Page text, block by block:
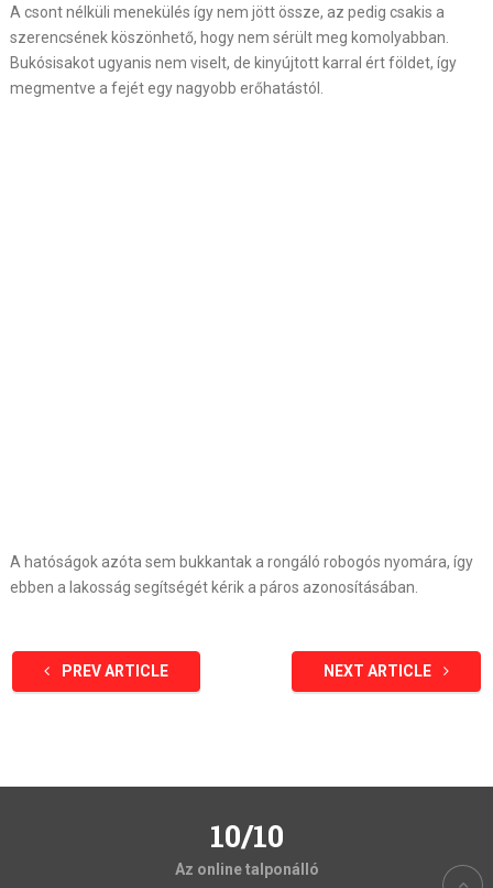
A csont nélküli menekülés így nem jött össze, az pedig csakis a
szerencsének köszönhető, hogy nem sérült meg komolyabban.
Bukósisakot ugyanis nem viselt, de kinyújtott karral ért földet, így
megmentve a fejét egy nagyobb erőhatástól.
A hatóságok azóta sem bukkantak a rongáló robogós nyomára, így
ebben a lakosság segítségét kérik a páros azonosításában.
PREV ARTICLE NEXT ARTICLE
10/10
Az online talponálló